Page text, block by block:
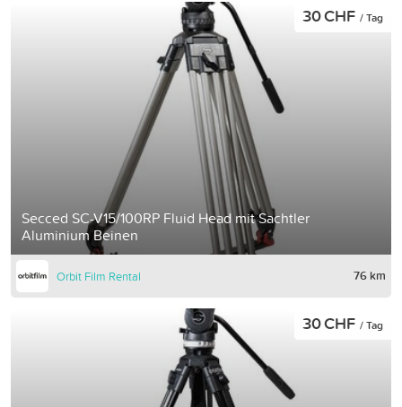
Secced SC-V15/100RP Fluid Head mit Sachtler
Aluminium Beinen
30 CHF / Tag
Orbit Film Rental 76 km
30 CHF / Tag